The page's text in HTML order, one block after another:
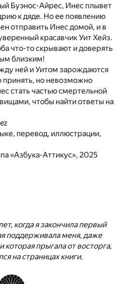
Буэнос-Айрес, Инес плывет
к дяде. Но ее появлению
отправить Инес домой, и в
красавчик Уит Хейз.
что-то скрывают и доверять
близким!
ней и Уитом зарождаются
принять, но невозможно
стать частью смертельной
чтобы найти ответы на
перевод, иллюстрации,
«Азбука-Аттикус», 2025
когда я закончила первый
поддерживала меня, даже
которая прыгала от восторга,
на страницах книги.